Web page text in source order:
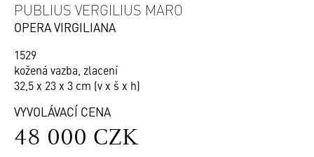
PUBLIUS VERGILIUS MARO
OPERA VIRGILIANA
1529
kožená vazba, zlacení
32,5 x 23 x 3 cm (v x š x h)
VYVOLÁVACÍ CENA
48 000 CZK